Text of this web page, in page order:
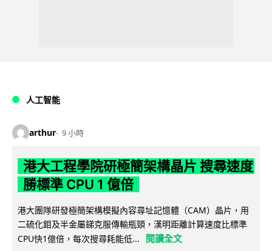
人工智能
arthur 9 小時
港大工程學院研極簡架構晶片 搜尋速度
勝標準 CPU 1 億倍
港大團隊研發極簡架構模擬內容尋址記憶體（CAM）晶片，用
二硫化鉬及半金屬銻克服傳輸瓶頸，漢明距離計算速度比標準
CPU快1億倍，每次搜尋耗能低...
閱讀全文